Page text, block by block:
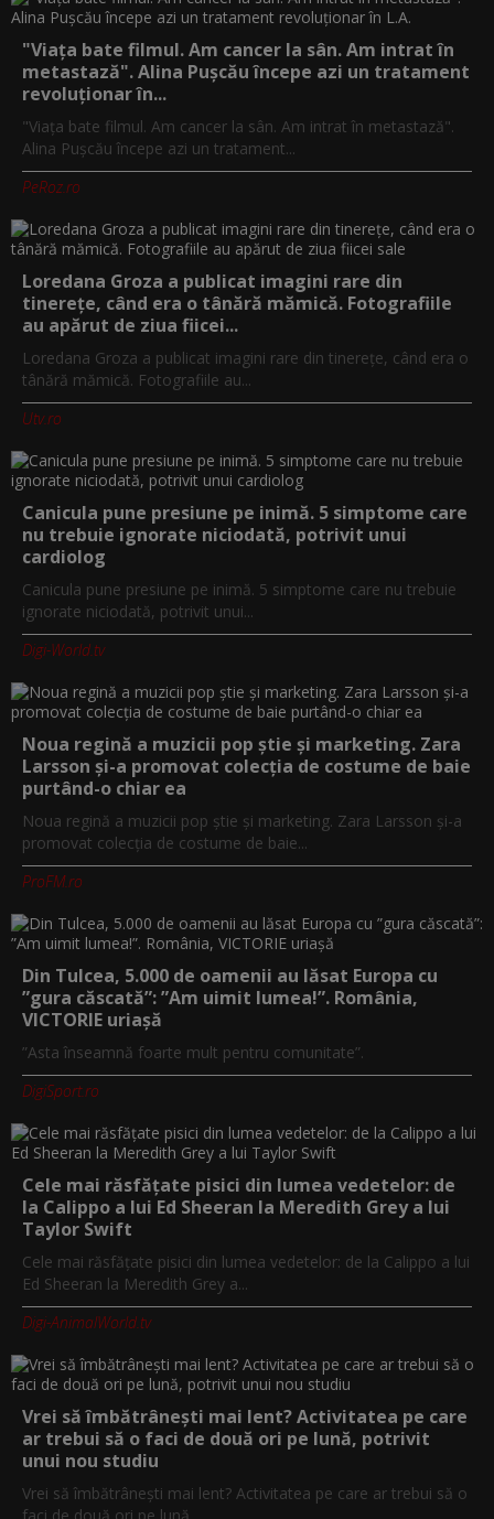
"Viața bate filmul. Am cancer la sân. Am intrat în
metastază". Alina Pușcău începe azi un tratament
revoluționar în...
"Viața bate filmul. Am cancer la sân. Am intrat în metastază".
Alina Pușcău începe azi un tratament...
PeRoz.ro
Loredana Groza a publicat imagini rare din
tinerețe, când era o tânără mămică. Fotografiile
au apărut de ziua fiicei...
Loredana Groza a publicat imagini rare din tinerețe, când era o
tânără mămică. Fotografiile au...
Utv.ro
Canicula pune presiune pe inimă. 5 simptome care
nu trebuie ignorate niciodată, potrivit unui
cardiolog
Canicula pune presiune pe inimă. 5 simptome care nu trebuie
ignorate niciodată, potrivit unui...
Digi-World.tv
Noua regină a muzicii pop știe și marketing. Zara
Larsson și-a promovat colecția de costume de baie
purtând-o chiar ea
Noua regină a muzicii pop știe și marketing. Zara Larsson și-a
promovat colecția de costume de baie...
ProFM.ro
Din Tulcea, 5.000 de oamenii au lăsat Europa cu
”gura căscată”: ”Am uimit lumea!”. România,
VICTORIE uriașă
”Asta înseamnă foarte mult pentru comunitate”.
DigiSport.ro
Cele mai răsfățate pisici din lumea vedetelor: de
la Calippo a lui Ed Sheeran la Meredith Grey a lui
Taylor Swift
Cele mai răsfățate pisici din lumea vedetelor: de la Calippo a lui
Ed Sheeran la Meredith Grey a...
Digi-AnimalWorld.tv
Vrei să îmbătrânești mai lent? Activitatea pe care
ar trebui să o faci de două ori pe lună, potrivit
unui nou studiu
Vrei să îmbătrânești mai lent? Activitatea pe care ar trebui să o